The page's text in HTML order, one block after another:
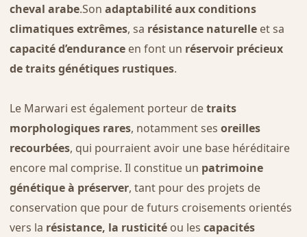
cheval arabe.Son adaptabilité aux conditions
climatiques extrêmes, sa résistance naturelleet sa
capacité d’enduranceen font un réservoir précieux
de traits génétiques rustiques.
Le Marwari est également porteur detraits
morphologiques rares, notamment ses oreilles
recourbées, qui pourraient avoir une base héréditaire
encore mal comprise. Il constitue un patrimoine
génétique à préserver, tant pour des projets de
conservation que pour de futurs croisements orientés
vers la résistance, la rusticitéou les capacités